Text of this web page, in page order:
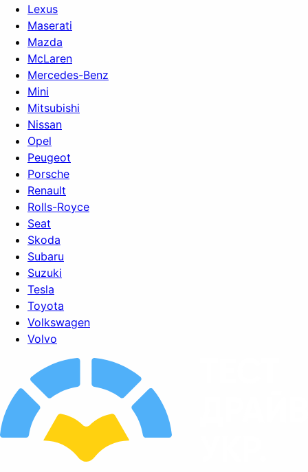
Lexus
Maserati
Mazda
McLaren
Mercedes-Benz
Mini
Mitsubishi
Nissan
Opel
Peugeot
Porsche
Renault
Rolls-Royce
Seat
Skoda
Subaru
Suzuki
Tesla
Toyota
Volkswagen
Volvo